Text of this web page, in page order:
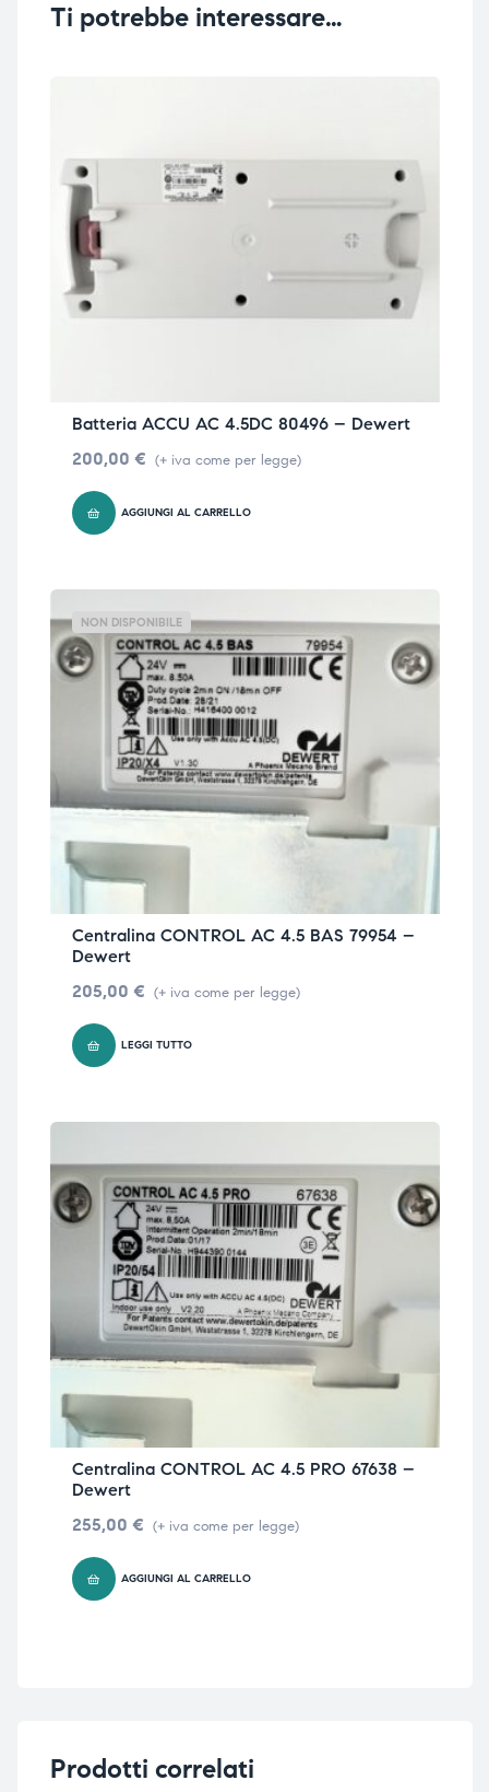
Ti potrebbe interessare…
Batteria ACCU AC 4.5DC 80496 – Dewert
200,00 € (+ iva come per legge)
AGGIUNGI AL CARRELLO
NON DISPONIBILE
Centralina CONTROL AC 4.5 BAS 79954 –
Dewert
205,00 € (+ iva come per legge)
LEGGI TUTTO
Centralina CONTROL AC 4.5 PRO 67638 –
Dewert
255,00 € (+ iva come per legge)
AGGIUNGI AL CARRELLO
Prodotti correlati